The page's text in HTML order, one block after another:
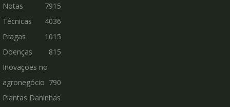
7915
Notas
Técnicas
4036
Pragas
1015
Doenças
815
Inovações no
agronegócio 790
Plantas Daninhas